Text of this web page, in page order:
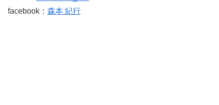
facebook： 森本 紀行